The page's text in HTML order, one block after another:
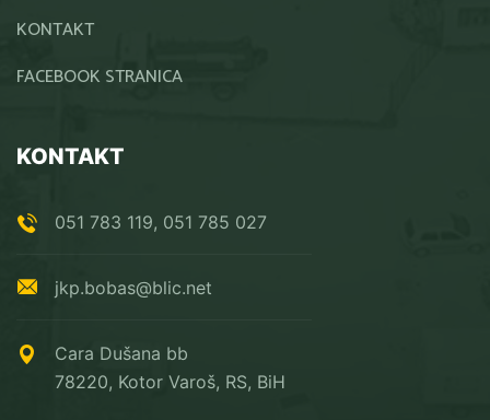
KONTAKT
FACEBOOK STRANICA
KONTAKT
051 783 119, 051 785 027
jkp.bobas@blic.net
Cara Dušana bb
78220, Kotor Varoš, RS, BiH